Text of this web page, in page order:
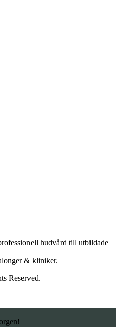
hudvård till utbildade
& kliniker.
Reserved.